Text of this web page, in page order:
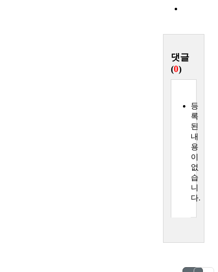
댓글
(0)
등
록
된
내
용
이
없
습
니
다.